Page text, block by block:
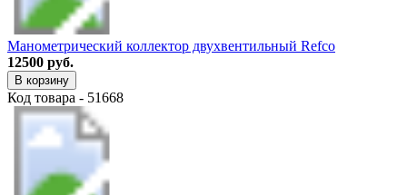
Манометрический коллектор двухвентильный Refco
12500 руб.
В корзину
Код товара - 51668